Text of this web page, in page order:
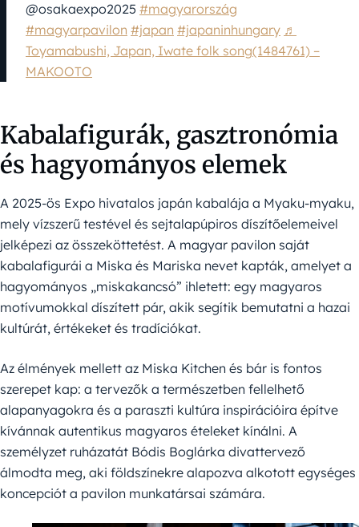
@osakaexpo2025 #magyarország
#magyarpavilon #japan #japaninhungary ♬
Toyamabushi, Japan, Iwate folk song(1484761) –
MAKOOTO
Kabalafigurák, gasztronómia
és hagyományos elemek
A 2025-ös Expo hivatalos japán kabalája a Myaku-myaku,
mely vízszerű testével és sejtalapúpiros díszítőelemeivel
jelképezi az összeköttetést. A magyar pavilon saját
kabalafigurái a Miska és Mariska nevet kapták, amelyet a
hagyományos „miskakancsó” ihletett: egy magyaros
motívumokkal díszített pár, akik segítik bemutatni a hazai
kultúrát, értékeket és tradíciókat.
Az élmények mellett az Miska Kitchen és bár is fontos
szerepet kap: a tervezők a természetben fellelhető
alapanyagokra és a paraszti kultúra inspirációira építve
kívánnak autentikus magyaros ételeket kínálni. A
személyzet ruházatát Bódis Boglárka divattervező
álmodta meg, aki földszínekre alapozva alkotott egységes
koncepciót a pavilon munkatársai számára.